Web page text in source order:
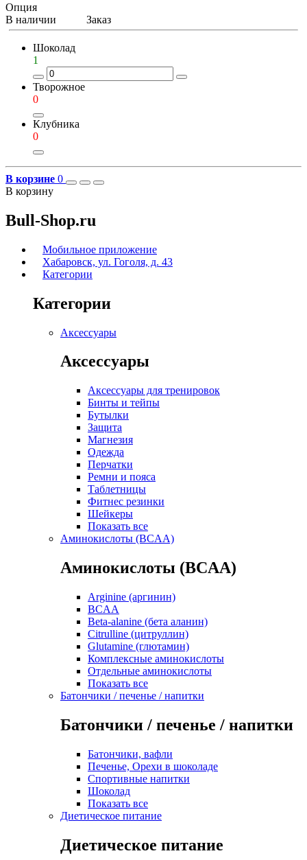
Опция
В наличии
Заказ
Шоколад
1
Творожное
0
Клубника
0
В корзине 0
В корзину
Bull-Shop.ru
Мобильное приложение
Хабаровск, ул. Гоголя, д. 43
Категории
Категории
Аксессуары
Аксессуары
Аксессуары для тренировок
Бинты и тейпы
Бутылки
Защита
Магнезия
Одежда
Перчатки
Ремни и пояса
Таблетницы
Фитнес резинки
Шейкеры
Показать все
Аминокислоты (BCAA)
Аминокислоты (BCAA)
Arginine (аргинин)
BCAA
Beta-alanine (бета аланин)
Citrulline (цитруллин)
Glutamine (глютамин)
Комплексные аминокислоты
Отдельные аминокислоты
Показать все
Батончики / печенье / напитки
Батончики / печенье / напитки
Батончики, вафли
Печенье, Орехи в шоколаде
Спортивные напитки
Шоколад
Показать все
Диетическое питание
Диетическое питание